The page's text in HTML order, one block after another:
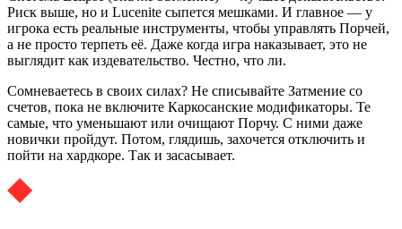
Риск выше, но и Lucenite сыпется мешками. И главное — у
игрока есть реальные инструменты, чтобы управлять Порчей,
а не просто терпеть её. Даже когда игра наказывает, это не
выглядит как издевательство. Честно, что ли.
Сомневаетесь в своих силах? Не списывайте Затмение со
счетов, пока не включите Каркосанские модификаторы. Те
самые, что уменьшают или очищают Порчу. С ними даже
новички пройдут. Потом, глядишь, захочется отключить и
пойти на хардкоре. Так и засасывает.